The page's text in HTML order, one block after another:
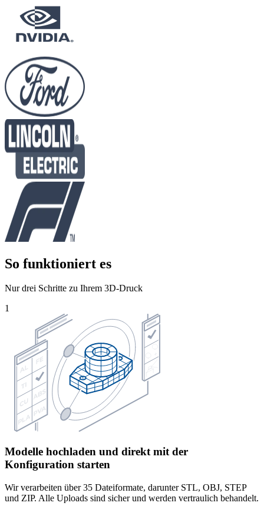
So funktioniert es
Nur drei Schritte zu Ihrem 3D-Druck
1
Modelle hochladen und direkt mit der
Konfiguration starten
Wir verarbeiten über 35 Dateiformate, darunter STL, OBJ, STEP
und ZIP. Alle Uploads sind sicher und werden vertraulich behandelt.